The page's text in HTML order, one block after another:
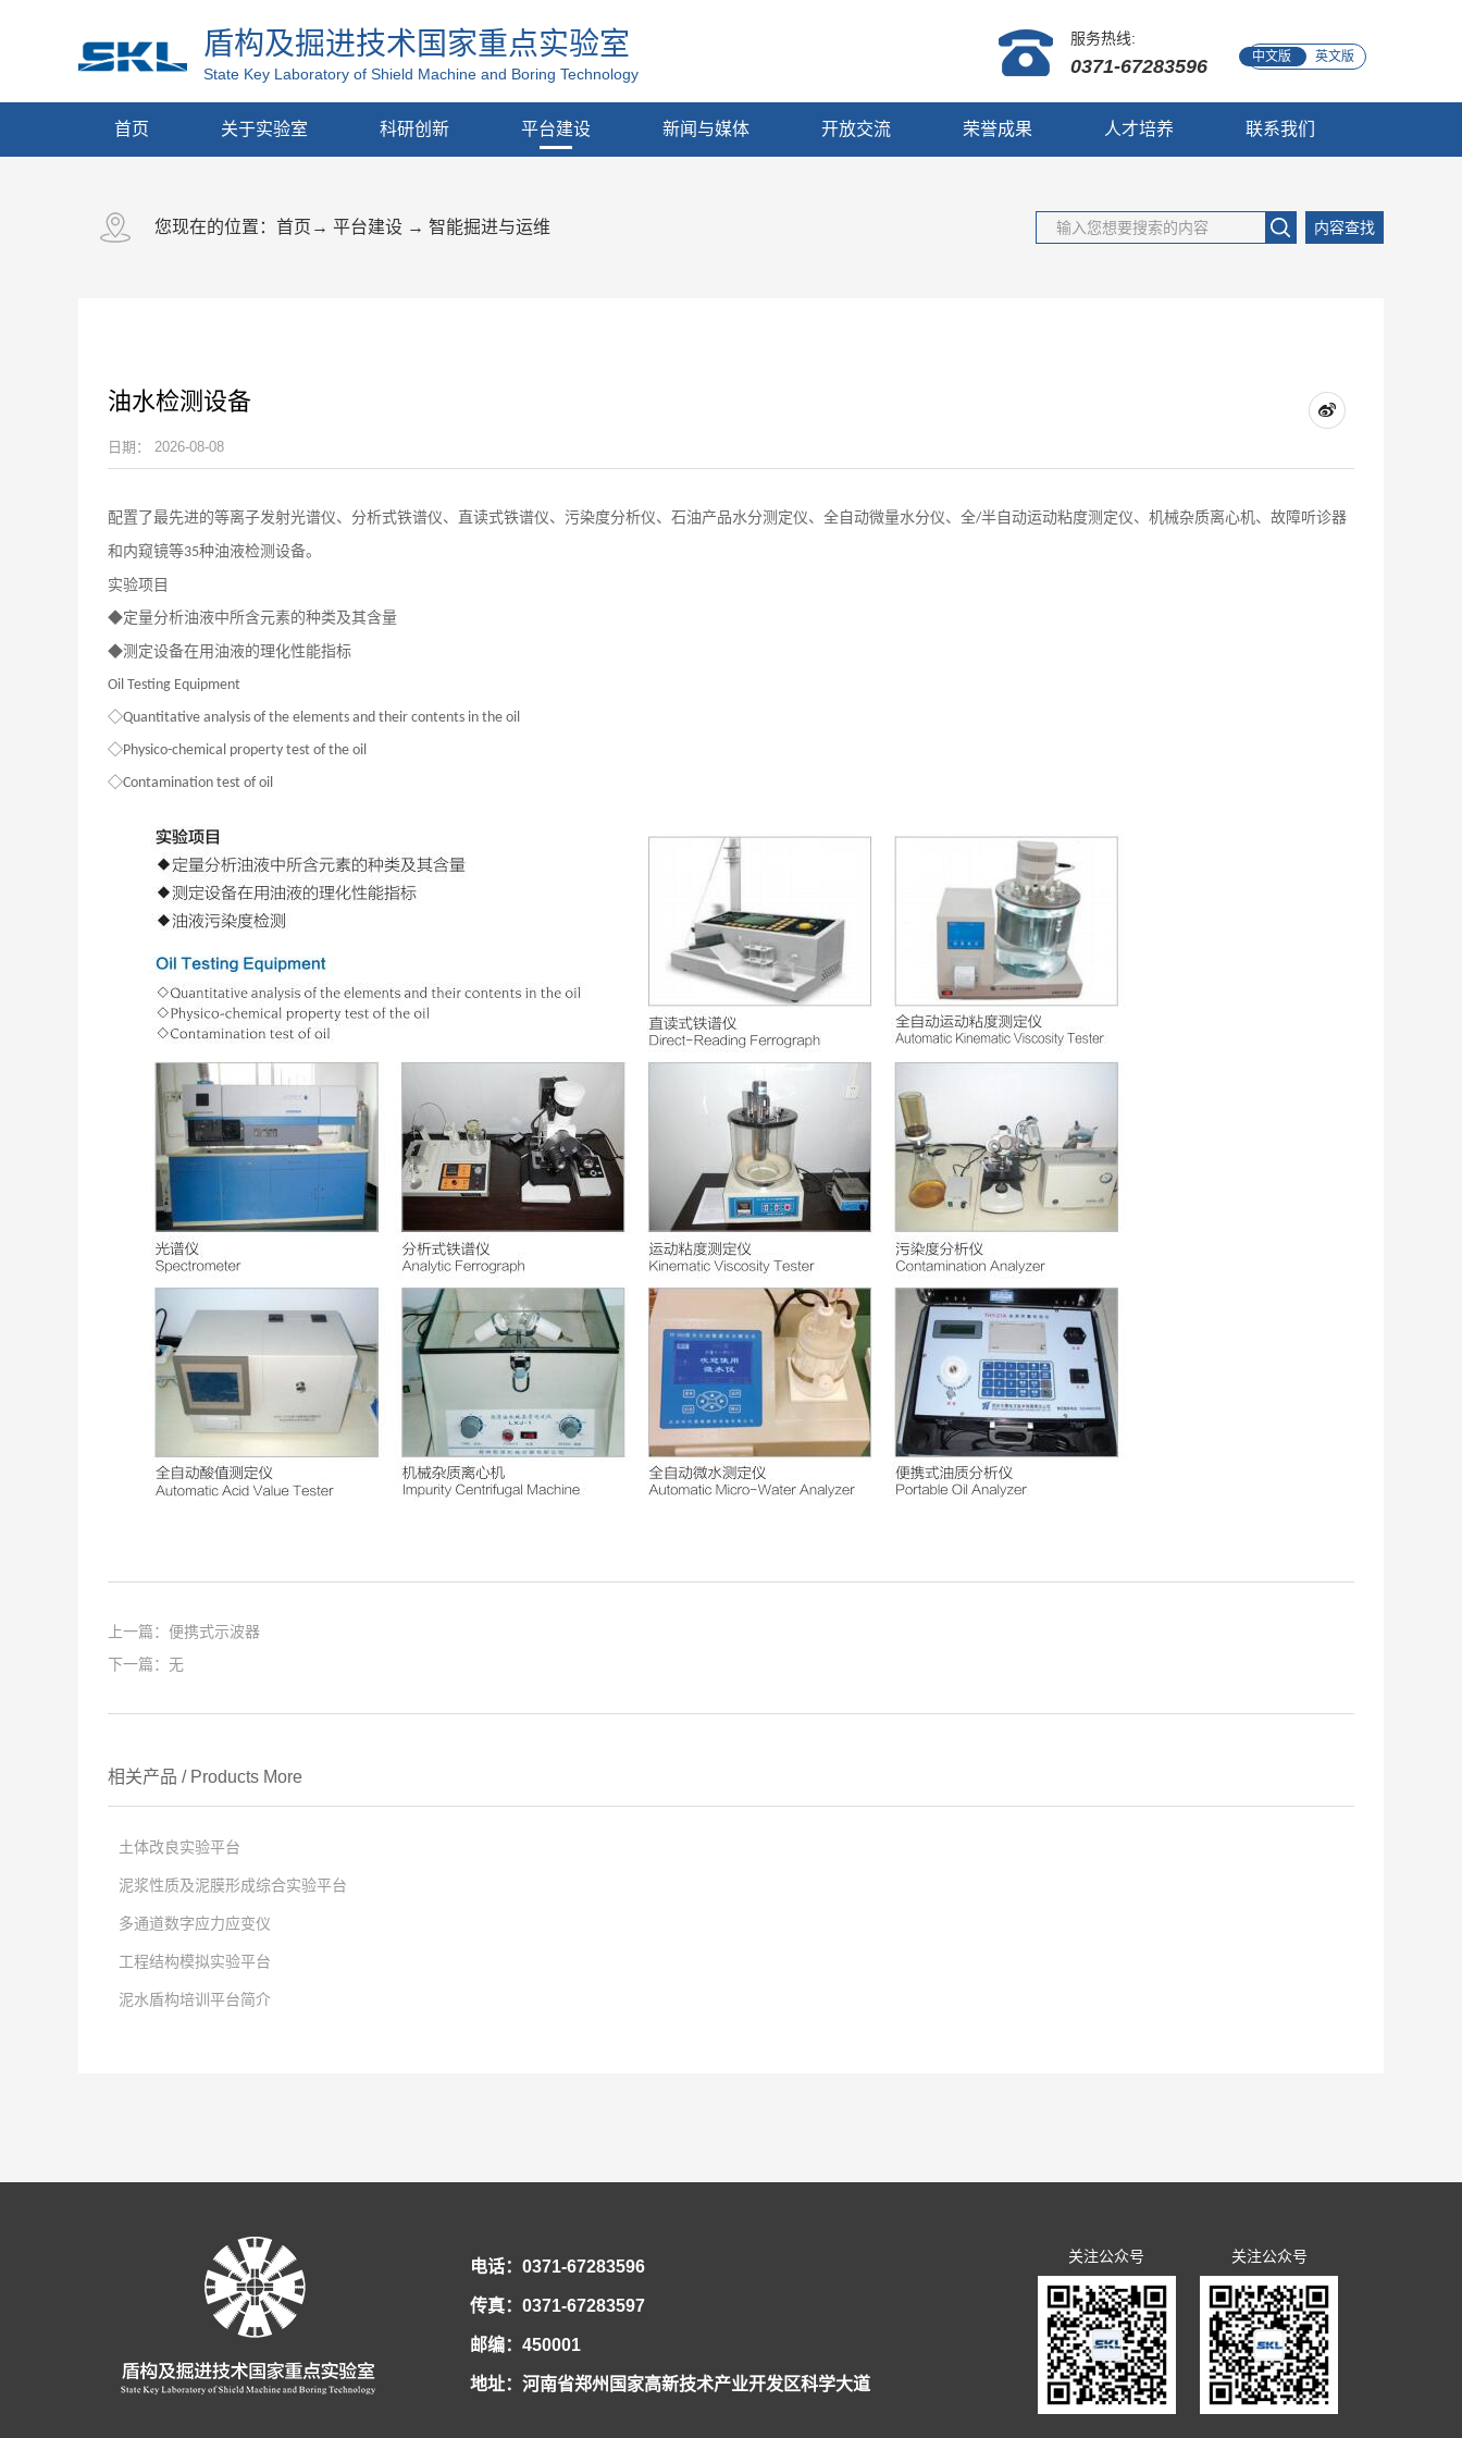
盾构及掘进技术国家重点实验室
State Key Laboratory of Shield Machine and Boring Technology
中文版 英文版
服务热线:
0371-67283596
首页 关于实验室 科研创新 平台建设 新闻与媒体 开放交流 荣誉成果 人才培养 联系我们
您现在的位置： 首页 → 平台建设 → 智能掘进与运维 内容查找
油水检测设备
日期： 2026-08-08
配置了最先进的等离子发射光谱仪、分析式铁谱仪、直读式铁谱仪、污染度分析仪、石油产品水分测定仪、全自动微量水分仪、全/半自动运动粘度测定仪、机械杂质离心机、故障听诊器
和内窥镜等35种油液检测设备。
实验项目
◆定量分析油液中所含元素的种类及其含量
◆测定设备在用油液的理化性能指标
Oil Testing Equipment
◇Quantitative analysis of the elements and their contents in the oil
◇Physico-chemical property test of the oil
◇Contamination test of oil
上一篇： 便携式示波器
下一篇：无
相关产品 / Products More
土体改良实验平台
点击次数:
2026 -01 -04
泥浆性质及泥膜形成综合实验平台
点击次数:
2025 -12 -23
多通道数字应力应变仪
点击次数:
2019 -07 -24
工程结构模拟实验平台
点击次数:
泥水盾构培训平台简介
电话：0371-67283596
传真：0371-67283597
邮编：450001
地址：河南省郑州国家高新技术产业开发区科学大道
关注公众号 关注公众号